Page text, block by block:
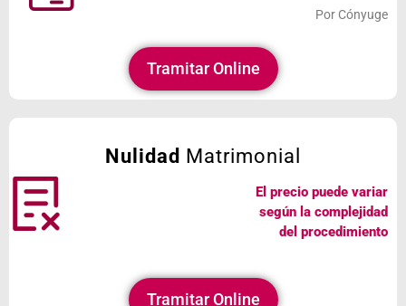
Por Cónyuge
Tramitar Online
Nulidad Matrimonial
El precio puede variar
según la complejidad
del procedimiento
Tramitar Online